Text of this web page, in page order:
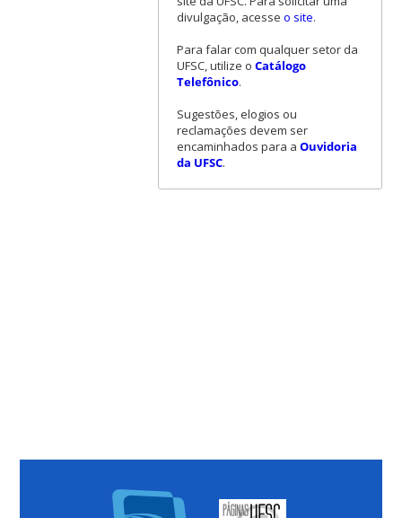
divulgação, acesse o site.
Para falar com qualquer setor da
UFSC, utilize o Catálogo
Telefônico.
Sugestões, elogios ou
reclamações devem ser
encaminhados para a Ouvidoria
da UFSC.